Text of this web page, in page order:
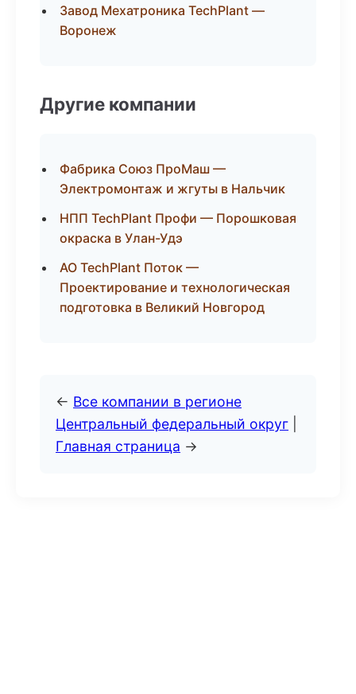
Завод Мехатроника TechPlant —
Воронеж
Другие компании
Фабрика Союз ПроМаш —
Электромонтаж и жгуты в Нальчик
НПП TechPlant Профи — Порошковая
окраска в Улан-Удэ
АО TechPlant Поток —
Проектирование и технологическая
подготовка в Великий Новгород
← Все компании в регионе
Центральный федеральный округ
Главная страница →